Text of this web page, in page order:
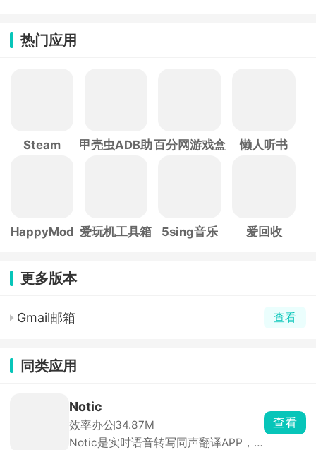
热门应用
Steam
甲壳虫ADB助百分网游戏盒
懒人听书
HappyMod 爱玩机工具箱 5sing音乐 爱回收
更多版本
Gmail邮箱 查看
同类应用
Notic
效率办公34.87M
Notic是实时语音转写同声翻译APP，
查看